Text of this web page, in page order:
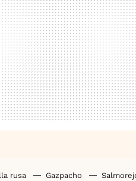
rusa Gazpacho